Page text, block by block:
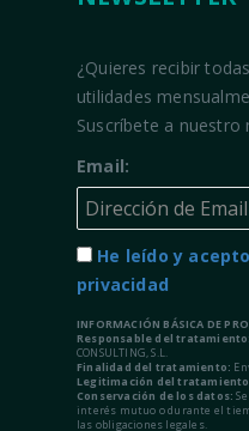
¿Quieres recibir
utilidades
Suscríbete a nuestro
Email:
He leído y
privacidad
INFORMACIÓN BÁSICA DE
Responsable del tratamiento:
CONSULTING, S.L.
Finalidad del tratamiento:
Legitimación del
Conservación de los datos:
interés mutuo o durante el
las obligaciones legales.